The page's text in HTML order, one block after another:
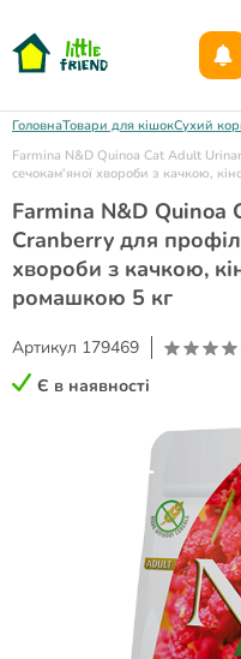
ГоловнаТовари для кішокСухий
Farmina N&D Quinoa Cat Adult
сечокам'яної хвороби з качкою,
Farmina N&D Quinoa
Cranberry для
хвороби з качкою,
ромашкою 5 кг
Артикул 179469
Є в наявності